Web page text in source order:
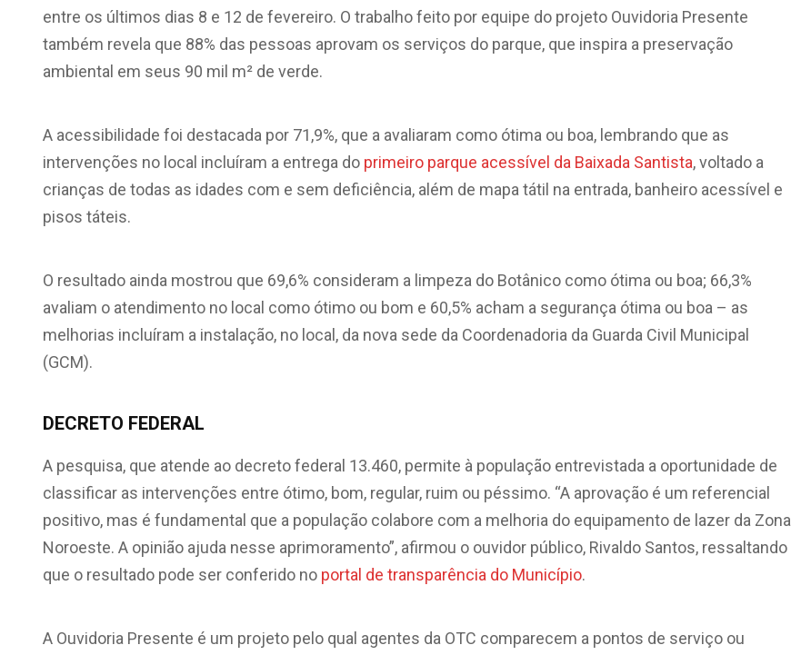
entre os últimos dias 8 e 12 de fevereiro. O trabalho feito por equipe do projeto Ouvidoria Presente
também revela que 88% das pessoas aprovam os serviços do parque, que inspira a preservação
ambiental em seus 90 mil m² de verde.
A acessibilidade foi destacada por 71,9%, que a avaliaram como ótima ou boa, lembrando que as
intervenções no local incluíram a entrega do primeiro parque acessível da Baixada Santista, voltado a
crianças de todas as idades com e sem deficiência, além de mapa tátil na entrada, banheiro acessível e
pisos táteis.
O resultado ainda mostrou que 69,6% consideram a limpeza do Botânico como ótima ou boa; 66,3%
avaliam o atendimento no local como ótimo ou bom e 60,5% acham a segurança ótima ou boa – as
melhorias incluíram a instalação, no local, da nova sede da Coordenadoria da Guarda Civil Municipal
(GCM).
DECRETO FEDERAL
A pesquisa, que atende ao decreto federal 13.460, permite à população entrevistada a oportunidade de
classificar as intervenções entre ótimo, bom, regular, ruim ou péssimo. “A aprovação é um referencial
positivo, mas é fundamental que a população colabore com a melhoria do equipamento de lazer da Zona
Noroeste. A opinião ajuda nesse aprimoramento”, afirmou o ouvidor público, Rivaldo Santos, ressaltando
que o resultado pode ser conferido no portal de transparência do Município.
A Ouvidoria Presente é um projeto pelo qual agentes da OTC comparecem a pontos de serviço ou